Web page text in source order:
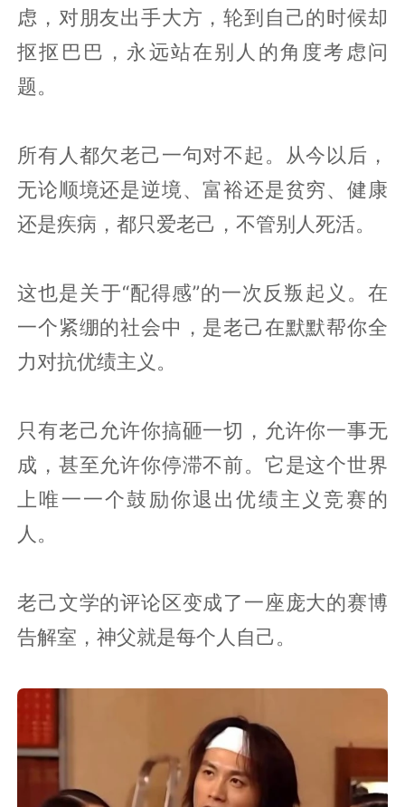
虑，对朋友出手大方，轮到自己的时候却
抠抠巴巴，永远站在别人的角度考虑问
题。
所有人都欠老己一句对不起。从今以后，
无论顺境还是逆境、富裕还是贫穷、健康
还是疾病，都只爱老己，不管别人死活。
这也是关于“配得感”的一次反叛起义。在
一个紧绷的社会中，是老己在默默帮你全
力对抗优绩主义。
只有老己允许你搞砸一切，允许你一事无
成，甚至允许你停滞不前。它是这个世界
上唯一一个鼓励你退出优绩主义竞赛的
人。
老己文学的评论区变成了一座庞大的赛博
告解室，神父就是每个人自己。